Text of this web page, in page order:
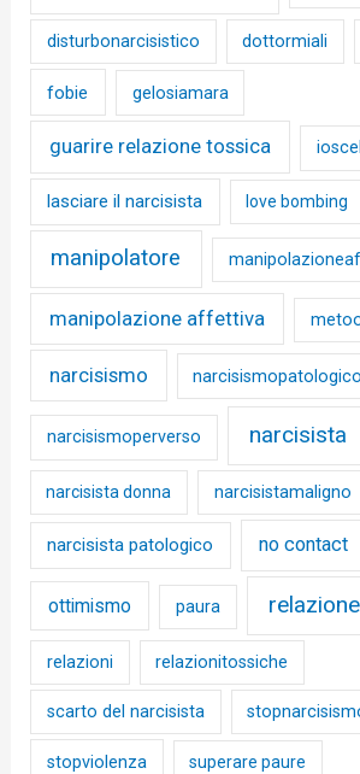
disturbonarcisistico dottormiali
fobie gelosiamara
guarire relazione tossica
lasciare il narcisista love bombing
manipolatore
manipolazione affettiva
narcisismo narcisismopatologico
narcisismoperverso narcisista
narcisista donna narcisistamaligno
narcisista patologico no contact
ottimismo paura
relazioni relazionitossiche
scarto del narcisista
stopviolenza superare paure